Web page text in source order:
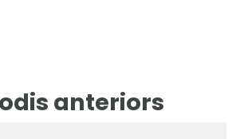
anteriors